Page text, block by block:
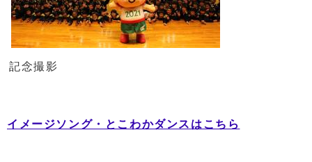
記念撮影
イメージソング・とこわかダンスはこちら